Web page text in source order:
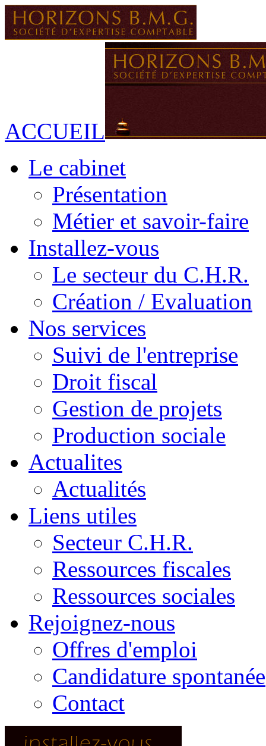
ACCUEIL
Le cabinet
Présentation
Métier et savoir-faire
Installez-vous
Le secteur du C.H.R.
Création / Evaluation
Nos services
Suivi de l'entreprise
Droit fiscal
Gestion de projets
Production sociale
Actualites
Actualités
Liens utiles
Secteur C.H.R.
Ressources fiscales
Ressources sociales
Rejoignez-nous
Offres d'emploi
Candidature spontanée
Contact